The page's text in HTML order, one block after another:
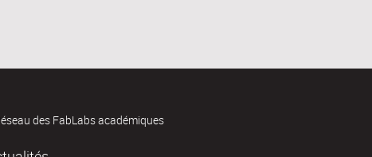
des FabLabs académiques